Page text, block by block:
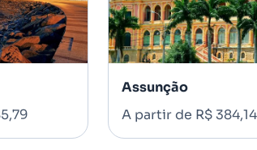
Assunção
A partir de R$ 384,14